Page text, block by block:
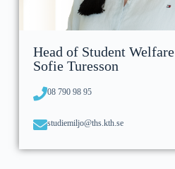
Head of Student Welfare
Sofie Turesson
08 790 98 95
studiemiljo@ths.kth.se